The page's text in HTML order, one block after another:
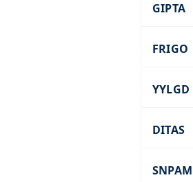
GIPTA
FRIGO
YYLGD
DITAS
SNPAM